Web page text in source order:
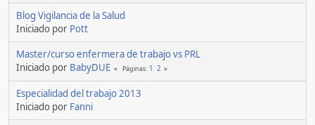
Blog Vigilancia de la Salud
Iniciado por Pott
Master/curso enfermera de trabajo vs PRL
Iniciado por BabyDUE Páginas 1 2
Especialidad del trabajo 2013
Iniciado por Fanni